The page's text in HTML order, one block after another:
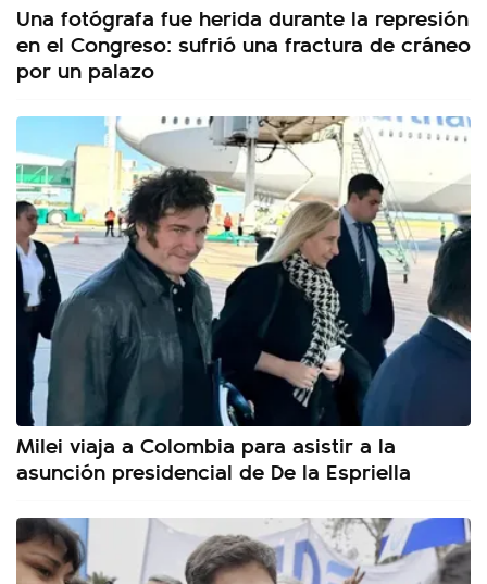
Una fotógrafa fue herida durante la represión
en el Congreso: sufrió una fractura de cráneo
por un palazo
Milei viaja a Colombia para asistir a la
asunción presidencial de De la Espriella